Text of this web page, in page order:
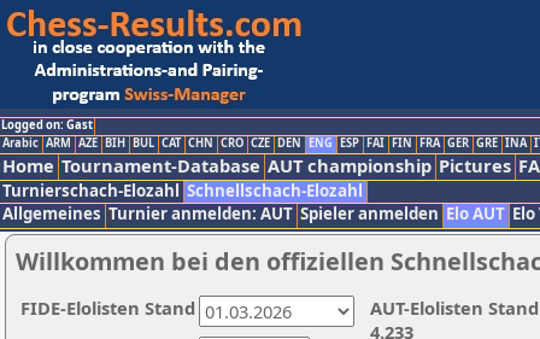
Logged on: Gast
Arabic ARM AZE BIH BUL CAT CHN CRO CZE DEN ENG ESP FAI FIN FRA GER GRE INA
Home Tournament-Database AUT championship Pictures
Turnierschach-Elozahl Schnellschach-Elozahl
Allgemeines Turnier anmelden: AUT Spieler anmelden Elo AUT
Willkommen bei den offiziellen
AUT-Elolisten
4.233
FIDE-Elolisten Stand